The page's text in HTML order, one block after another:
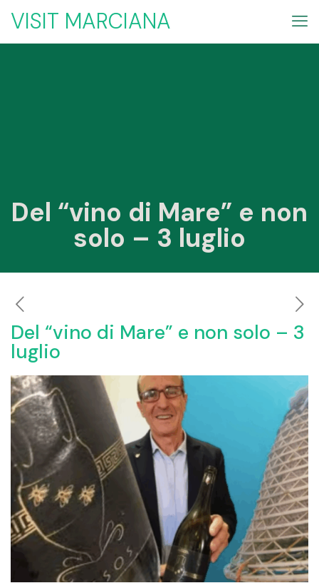
VISIT MARCIANA
Del “vino di Mare” e non
solo – 3 luglio
Del “vino di Mare” e non solo – 3
luglio